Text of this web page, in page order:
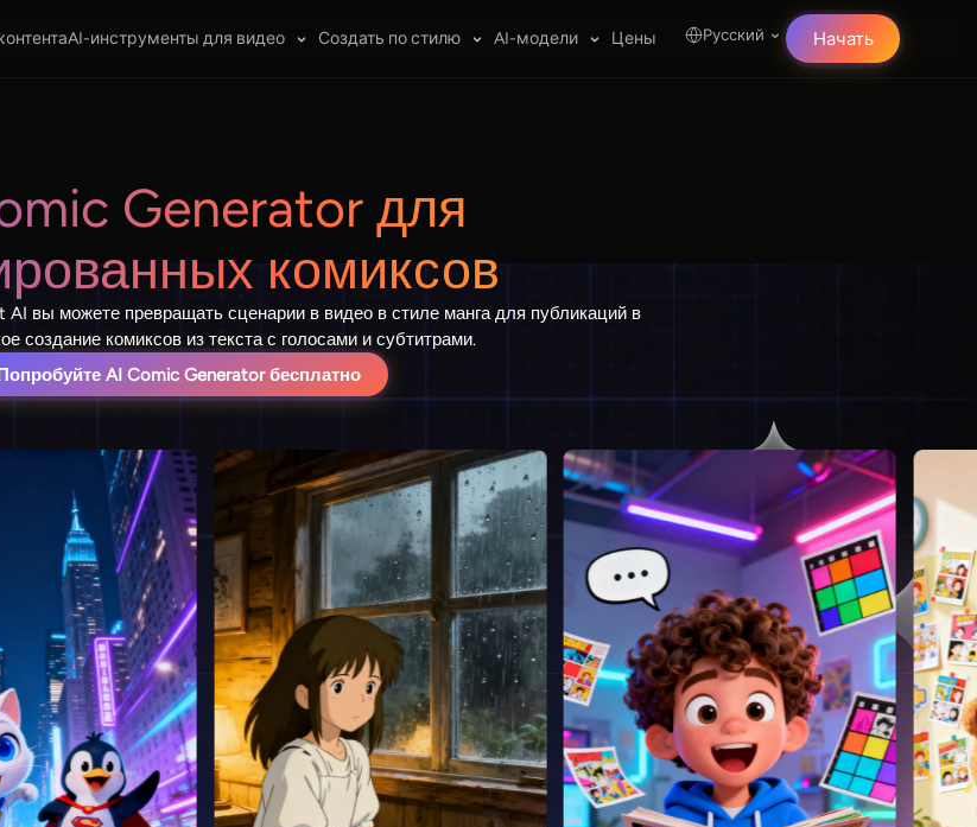
AI-инструменты для видео Создать по стилю AI-модели Цены Русский Начать
Generator для
комиксов
AI вы можете превращать сценарии в видео в стиле манга для публикаций в
создание комиксов из текста с голосами и субтитрами.
AI Comic Generator бесплатно